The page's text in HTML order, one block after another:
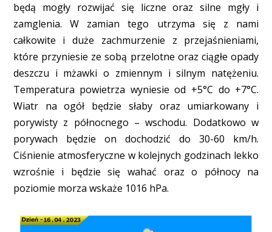
będą mogły rozwijać się liczne oraz silne mgły i
zamglenia. W zamian tego utrzyma się z nami
całkowite i duże zachmurzenie z przejaśnieniami,
które przyniesie ze sobą przelotne oraz ciągłe opady
deszczu i mżawki o zmiennym i silnym natężeniu.
Temperatura powietrza wyniesie od +5°C do +7°C.
Wiatr na ogół będzie słaby oraz umiarkowany i
porywisty z północnego – wschodu. Dodatkowo w
porywach będzie on dochodzić do 30-60 km/h.
Ciśnienie atmosferyczne w kolejnych godzinach lekko
wzrośnie i będzie się wahać oraz o północy na
poziomie morza wskaże 1016 hPa.